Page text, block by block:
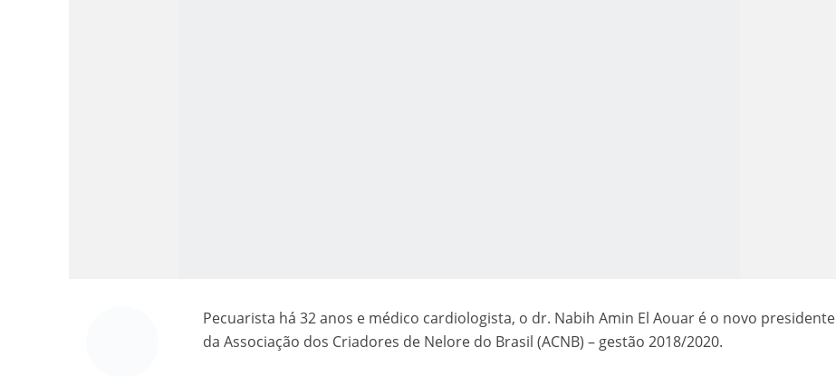
Pecuarista há 32 anos e médico cardiologista, o dr. Nabih Amin El Aouar é o novo presidente
da Associação dos Criadores de Nelore do Brasil (ACNB) – gestão 2018/2020.